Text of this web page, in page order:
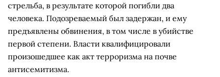
стрельба, в результате которой погибли два
человека. Подозреваемый был задержан, и ему
предъявлены обвинения, в том числе в убийстве
первой степени. Власти квалифицировали
произошедшее как акт терроризма на почве
антисемитизма.